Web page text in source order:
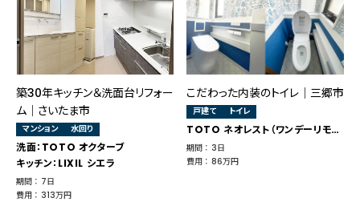
築30年キッチン＆洗面台リフォー
ム｜さいたま市
マンション 水回り
洗面：TOTO オクターブ
キッチン：LIXIL シエラ
期間 ： 7日
費用 ： 313万円
こだわった内装のトイレ｜三郷市
戸建て トイレ
TOTO ネオレスト（ワンデーリモデル）
期間 ： 3日
費用 ： 86万円